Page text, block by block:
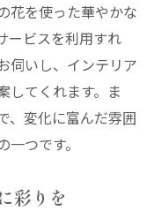
花を使った華やかな
ービスを利用すれ
伺いし、インテリア
してくれます。ま
、変化に富んだ雰囲
つです。
彩りを